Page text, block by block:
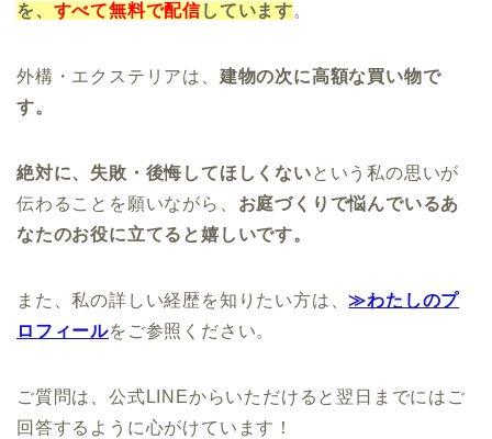
を、 すべて無料で配信 しています。
外構・エクステリアは、 建物の次に高額な買い物で
す。
絶対に、失敗・後悔してほしくないという私の思いが
伝わることを願いながら、 お庭づくりで悩んでいるあ
なたのお役に立てると嬉しいです。
また、私の詳しい経歴を知りたい方は、≫わたしのプ
ロフィールをご参照ください。
ご質問は、公式LINEからいただけると翌日までにはご
回答するように心がけています！